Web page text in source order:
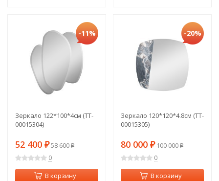
-11%
Зеркало 122*100*4см (TT-
00015304)
52 400 ₽58 600₽
0
В корзину
-20%
Зеркало 120*120*4.8см (TT-
00015305)
80 000 ₽100 000₽
0
В корзину